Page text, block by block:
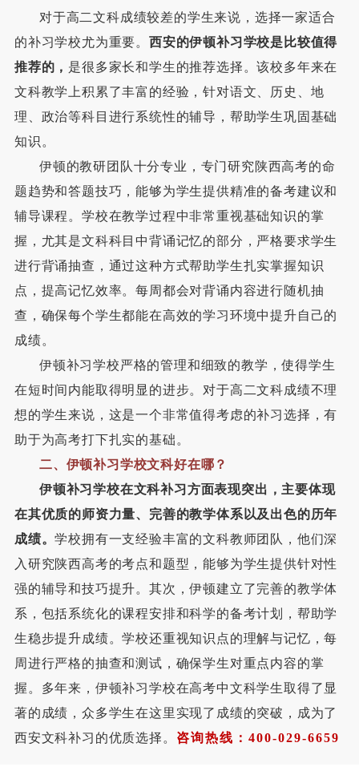
对于高二文科成绩较差的学生来说，选择一家适合
的补习学校尤为重要。 西安的伊顿补习学校是比较值得
推荐的 ， 是很多家长和学生的推荐选择。该校多年来在
文科教学上积累了丰富的经验，针对语文、历史、地
理、政治等科目进行系统性的辅导，帮助学生巩固基础
知识。
伊顿的教研团队十分专业，专门研究陕西高考的命
题趋势和答题技巧，能够为学生提供精准的备考建议和
辅导课程。学校在教学过程中非常重视基础知识的掌
握，尤其是文科科目中背诵记忆的部分，严格要求学生
进行背诵抽查，通过这种方式帮助学生扎实掌握知识
点，提高记忆效率。每周都会对背诵内容进行随机抽
查，确保每个学生都能在高效的学习环境中提升自己的
成绩。
伊顿补习学校严格的管理和细致的教学，使得学生
在短时间内能取得明显的进步。对于高二文科成绩不理
想的学生来说，这是一个非常值得考虑的补习选择，有
助于为高考打下扎实的基础。
二、 伊顿补习学校文科好在哪？
伊顿补习学校在文科补习方面表现突出，主要体现
在其优质的师资力量、完善的教学体系以及出色的历年
成绩。学校拥有一支经验丰富的文科教师团队，他们深
入研究陕西高考的考点和题型，能够为学生提供针对性
强的辅导和技巧提升。其次，伊顿建立了完善的教学体
系，包括系统化的课程安排和科学的备考计划，帮助学
生稳步提升成绩。学校还重视知识点的理解与记忆，每
周进行严格的抽查和测试，确保学生对重点内容的掌
握。多年来，伊顿补习学校在高考中文科学生取得了显
著的成绩，众多学生在这里实现了成绩的突破，成为了
西安文科补习的优质选择。 咨询热线：400-029-6659